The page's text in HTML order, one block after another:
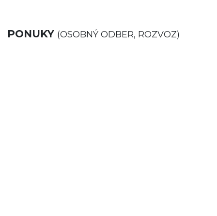
PONUKY (OSOBNÝ ODBER, ROZVOZ)